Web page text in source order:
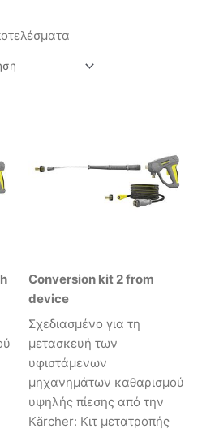
Conversion kit 2 from
device
Σχεδιασμένο για τη
μετασκευή των
υφιστάμενων
μηχανημάτων καθαρισμού
υψηλής πίεσης από την
Kärcher: Κιτ μετατροπής